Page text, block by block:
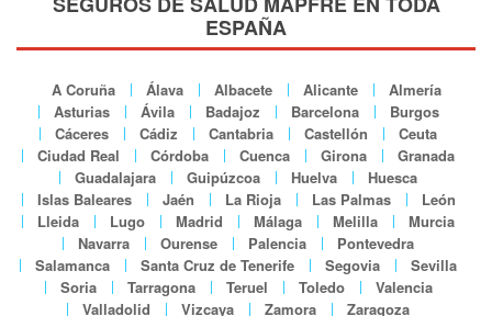
ESPAÑA
A Coruña Álava Albacete Alicante
Almería
Asturias
Ávila Badajoz Barcelona
Burgos
Cáceres
Cádiz Cantabria Castellón
Ceuta
Ciudad Real
Córdoba Cuenca Girona
Granada
Guadalajara
Guipúzcoa Huelva
Huesca
Islas Baleares
Jaén La Rioja Las Palmas
León
Lleida
Lugo Madrid Málaga Melilla
Murcia
Navarra
Ourense Palencia
Pontevedra
Salamanca
Santa Cruz de Tenerife Segovia
Sevilla
Soria
Tarragona Teruel Toledo
Valencia
Valladolid
Vizcaya Zamora Zaragoza